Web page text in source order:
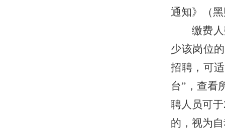
通知》（
缴费
少该岗位
招聘，可
台”，查看
聘人员可于
的 ，视为